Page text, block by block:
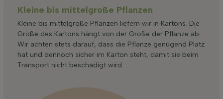
Kleine bis mittelgroße Pflanzen
Kleine bis mittelgroße Pflanzen liefern wir in Kartons. Die
Größe des Kartons hängt von der Größe der Pflanze ab.
Wir achten stets darauf, dass die Pflanze genügend Platz
hat und dennoch sicher im Karton steht, damit sie beim
Transport nicht beschädigt wird.